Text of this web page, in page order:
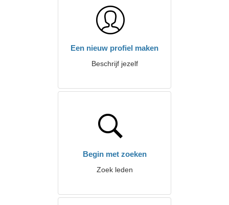
Een nieuw profiel maken
Beschrijf jezelf
Begin met zoeken
Zoek leden